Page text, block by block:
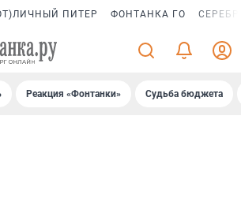
ПИТЕР ФОНТАНКА ГО
Реакция «Фонтанки» Судьба бюджета